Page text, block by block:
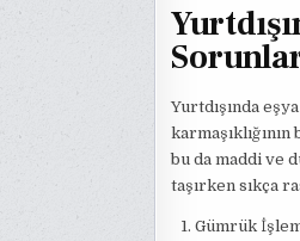
Yurtdışında
bu da maddi ve
taşırken sıkça
Gümrük